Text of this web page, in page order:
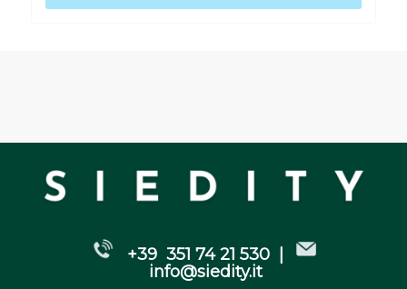
+39 351 74 21 530 |
info@siedity.it